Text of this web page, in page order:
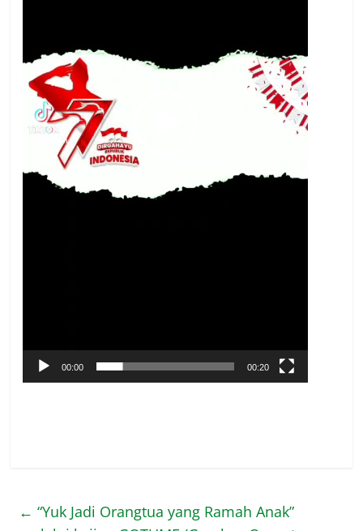
00:00 00:20
← “Yuk Jadi Orangtua yang Ramah Anak”